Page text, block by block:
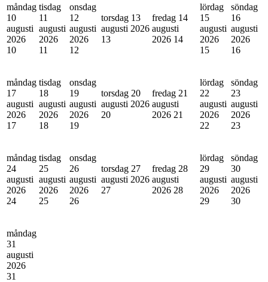
måndag
10
augusti
2026
10
tisdag
11
augusti
2026
11
onsdag
12
augusti
2026
12
torsdag 13
augusti 2026
13
fredag 14
augusti
2026 14
lördag
15
augusti
2026
15
söndag
16
augusti
2026
16
måndag
17
augusti
2026
17
tisdag
18
augusti
2026
18
onsdag
19
augusti
2026
19
torsdag 20
augusti 2026
20
fredag 21
augusti
2026 21
lördag
22
augusti
2026
22
söndag
23
augusti
2026
23
måndag
24
augusti
2026
24
tisdag
25
augusti
2026
25
onsdag
26
augusti
2026
26
torsdag 27
augusti 2026
27
fredag 28
augusti
2026 28
lördag
29
augusti
2026
29
söndag
30
augusti
2026
30
måndag
31
augusti
2026
31